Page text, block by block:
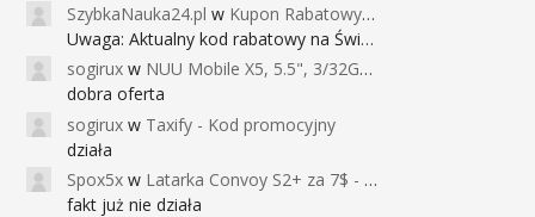
SzybkaNauka24.pl w Kupon Rabatowy na Kurs Angielskiego dla Dzieci - FunEnglish
Uwaga: Aktualny kod rabatowy na Święta (
sogirux w NUU Mobile X5, 5.5", 3/32GB, czujnik linii papilarnych, 2950mAh, aparat 13MP za 267zł - Banggood
dobra oferta
sogirux w Taxify - Kod promocyjny
działa
Spox5x w Latarka Convoy S2+ za 7$ - Najniższa cena od 2017r
fakt już nie działa